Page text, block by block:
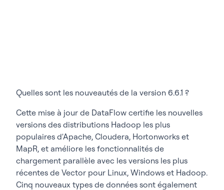
Quelles sont les nouveautés de la version 6.6.1 ?
Cette mise à jour de DataFlow certifie les nouvelles
versions des distributions Hadoop les plus
populaires d'Apache, Cloudera, Hortonworks et
MapR, et améliore les fonctionnalités de
chargement parallèle avec les versions les plus
récentes de Vector pour Linux, Windows et Hadoop.
Cinq nouveaux types de données sont également